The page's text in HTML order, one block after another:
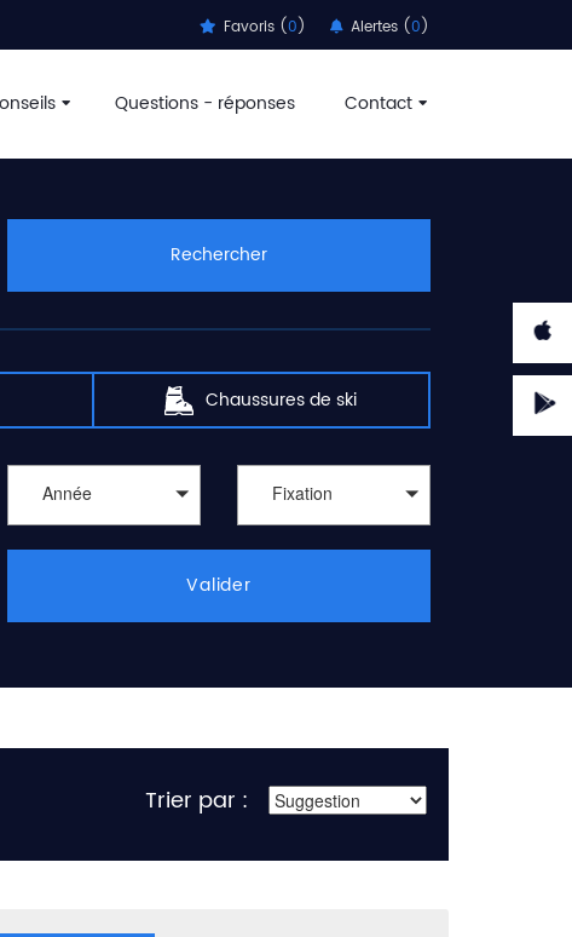
Favoris (0) Alertes (0)
Questions - réponses Contact
Rechercher
Chaussures de ski
Année Fixation
Valider
Trier par :